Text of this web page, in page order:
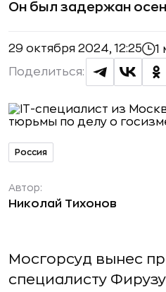
Он был задержан
29 октября 2024, 12:25 1
Поделиться:
Россия
Автор:
Николай Тихонов
Мосгорсуд вынес
специалисту